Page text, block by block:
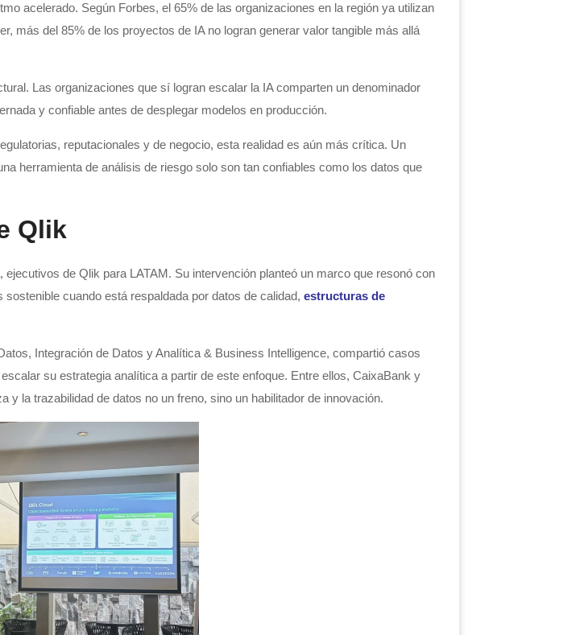
acelerado. Según Forbes, el 65% de las organizaciones en la región ya utilizan
más del 85% de los proyectos de IA no logran generar valor tangible más allá
Las organizaciones que sí logran escalar la IA comparten un denominador
y confiable antes de desplegar modelos en producción.
reputacionales y de negocio, esta realidad es aún más crítica. Un
herramienta de análisis de riesgo solo son tan confiables como los datos que
Qlik
de Qlik para LATAM. Su intervención planteó un marco que resonó con
cuando está respaldada por datos de calidad, estructuras de
Integración de Datos y Analítica & Business Intelligence, compartió casos
su estrategia analítica a partir de este enfoque. Entre ellos, CaixaBank y
la trazabilidad de datos no un freno, sino un habilitador de innovación.